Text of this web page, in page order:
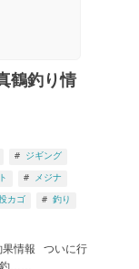
鶴釣り情
ジギング
メジナ
カゴ 釣り
果情報 ついに行
釣……